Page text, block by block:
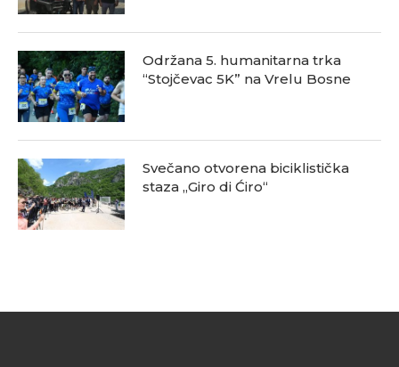
Održana 5. humanitarna trka
“Stojčevac 5K” na Vrelu Bosne
Svečano otvorena biciklistička
staza „Giro di Ćiro“